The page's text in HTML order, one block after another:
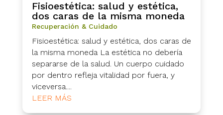
Fisioestética: salud y estética,
dos caras de la misma moneda
Recuperación & Cuidado
Fisioestética: salud y estética, dos caras de
la misma moneda La estética no debería
separarse de la salud. Un cuerpo cuidado
por dentro refleja vitalidad por fuera, y
viceversa....
LEER MÁS